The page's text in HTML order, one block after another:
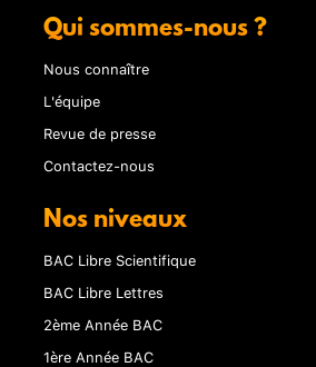
Qui sommes-nous ?
Nous connaître
L'équipe
Revue de presse
Contactez-nous
Nos niveaux
BAC Libre Scientifique
BAC Libre Lettres
2ème Année BAC
1ère Année BAC